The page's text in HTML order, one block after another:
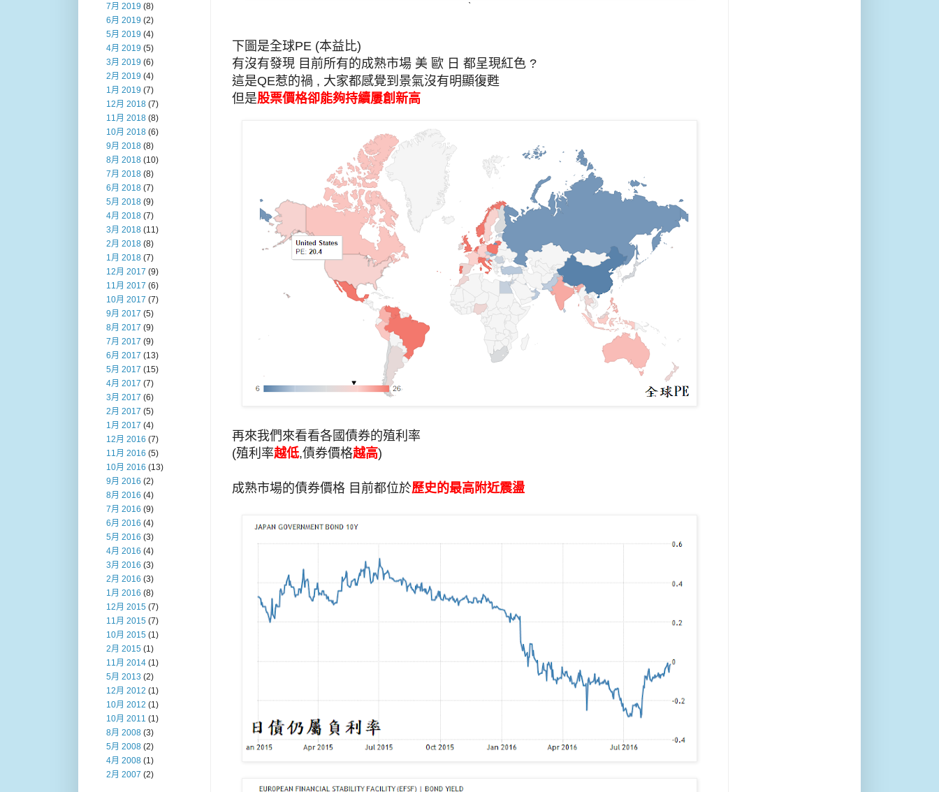
ˋ
下圖是全球PE (本益比)
有沒有發現 目前所有的成熟市場 美 歐 日 都呈現紅色 ?
這是QE惹的禍 , 大家都感覺到景氣沒有明顯復甦
但是股票價格卻能夠持續屢創新高
再來我們來看看各國債券的殖利率
(殖利率越低,債券價格越高)
成熟市場的債券價格 目前都位於歷史的最高附近震盪
7月 2019 (8)
6月 2019 (2)
5月 2019 (4)
4月 2019 (5)
3月 2019 (6)
2月 2019 (4)
1月 2019 (7)
12月 2018 (7)
11月 2018 (8)
10月 2018 (6)
9月 2018 (8)
8月 2018 (10)
7月 2018 (8)
6月 2018 (7)
5月 2018 (9)
4月 2018 (7)
3月 2018 (11)
2月 2018 (8)
1月 2018 (7)
12月 2017 (9)
11月 2017 (6)
10月 2017 (7)
9月 2017 (5)
8月 2017 (9)
7月 2017 (9)
6月 2017 (13)
5月 2017 (15)
4月 2017 (7)
3月 2017 (6)
2月 2017 (5)
1月 2017 (4)
12月 2016 (7)
11月 2016 (5)
10月 2016 (13)
9月 2016 (2)
8月 2016 (4)
7月 2016 (9)
6月 2016 (4)
5月 2016 (3)
4月 2016 (4)
3月 2016 (3)
2月 2016 (3)
1月 2016 (8)
12月 2015 (7)
11月 2015 (7)
10月 2015 (1)
2月 2015 (1)
11月 2014 (1)
5月 2013 (2)
12月 2012 (1)
10月 2012 (1)
10月 2011 (1)
8月 2008 (3)
5月 2008 (2)
4月 2008 (1)
2月 2007 (2)